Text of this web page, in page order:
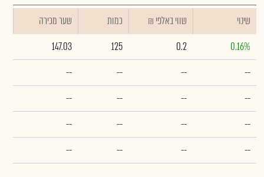
שינוי ₪ שווי באלפי כמות
שער מכירה
0.16%
0.2
125
147.03
--
--
--
--
--
--
--
--
--
--
--
--
--
--
--
--